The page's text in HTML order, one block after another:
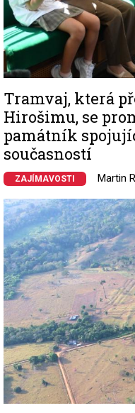
Tramvaj, která
Hirošimu, se
památník
současností
ZAJÍMAVOSTI Martin
Image